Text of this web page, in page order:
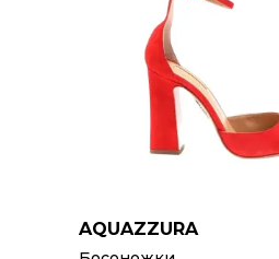
AQUAZZURA